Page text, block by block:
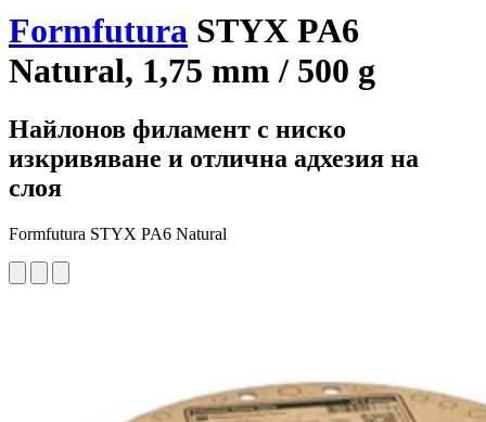
Formfutura STYX PA6
Natural, 1,75 mm / 500 g
Найлонов филамент с ниско
изкривяване и отлична адхезия на
слоя
Formfutura STYX PA6 Natural